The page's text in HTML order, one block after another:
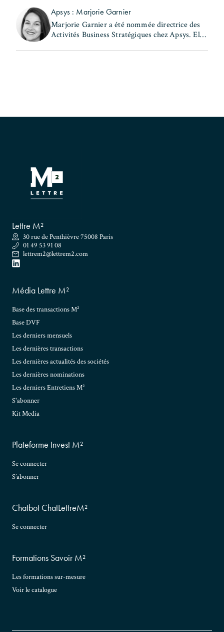
Apsys : Marjorie Garnier
Marjorie Garnier a été nommée directrice des
Activités Business Stratégiques chez Apsys. Elle
Lettre M²
30 rue de Penthièvre 75008 Paris
01 49 53 91 08
lettrem2@lettrem2.com
Média Lettre M²
Base des transactions M²
Base DVF
Les derniers mensuels
Les dernières transactions
Les dernières actualités des sociétés
Les dernières nominations
Les derniers Entretiens M²
S'abonner
Kit Media
Plateforme Invest M²
Se connecter
S’abonner
Chatbot ChatLettreM²
Se connecter
Formations Savoir M²
Les formations sur-mesure
Voir le catalogue